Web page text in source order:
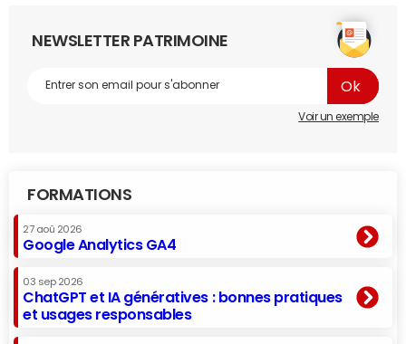
NEWSLETTER PATRIMOINE
Voir un exemple
FORMATIONS
27 aoû 2026
Google Analytics GA4
03 sep 2026
ChatGPT et IA génératives : bonnes pratiques
et usages responsables